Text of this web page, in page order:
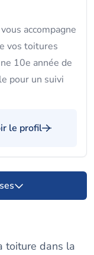
accompagne
vos toitures
10e année de
pour un suivi
le profil
toiture dans la